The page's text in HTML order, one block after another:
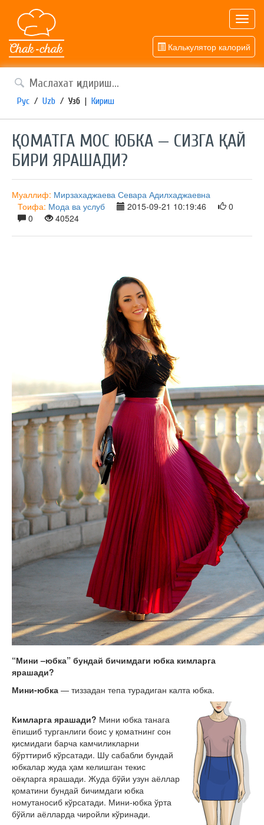
Калькулятор калорий
Рус / Uzb / Узб | Кириш
​ҚОМАТГА МОС ЮБКА — СИЗГА ҚАЙ
БИРИ ЯРАШАДИ?
Муаллиф: Мирзахаджаева Севара Адилхаджаевна
Тоифа: Мода ва услуб 2015-09-21 10:19:46
0
0
40524
“Мини –юбка” бундай бичимдаги юбка кимларга
ярашади?
Мини-юбка — тиззадан тепа турадиган калта юбка.
Кимларга ярашади? Мини юбка танага
ёпишиб турганлиги боис у қоматнинг сон
қисмидаги барча камчиликларни
бўрттириб кўрсатади. Шу сабабли бундай
юбкалар жуда ҳам келишган текис
оёқларга ярашади. Жуда бўйи узун аёллар
қоматини бундай бичимдаги юбка
номутаносиб кўрсатади. Мини-юбка ўрта
бўйли аёлларда чиройли кўринади.